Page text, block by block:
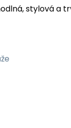
stylová a